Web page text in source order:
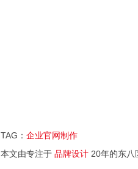
TAG：企业官网制作
本文由专注于品牌设计 20年的东八